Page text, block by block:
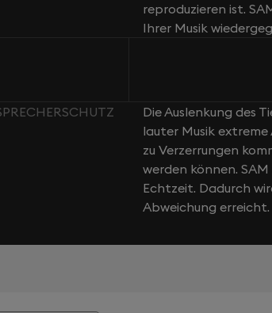
reproduzieren ist.
Ihrer Musik
Die Auslenkung des
lauter Musik extreme
zu Verzerrungen
werden können.
Echtzeit. Dadurch
Abweichung erreicht.